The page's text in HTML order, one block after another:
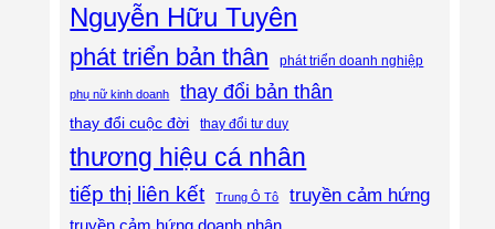
Nguyễn Hữu Tuyên
phát triển bản thân phát triển doanh nghiệp
phụ nữ kinh doanh thay đổi bản thân
thay đổi cuộc đời thay đổi tư duy
thương hiệu cá nhân
tiếp thị liên kết Trung Ô Tô truyền cảm hứng